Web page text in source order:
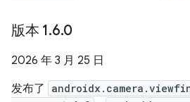
版本 1.6.0
2026 年 3 月 25 日
发布了